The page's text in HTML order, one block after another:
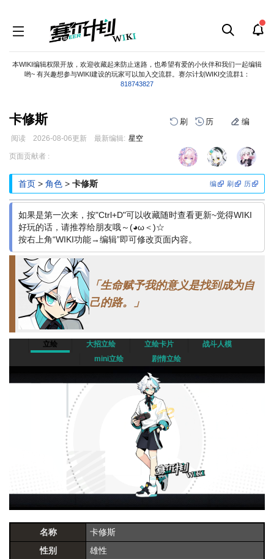
本WIKI编辑权限开放，欢迎收藏起来防止迷路，也希望有爱的小伙伴和我们一起编辑
哟~ 有兴趣想参与WIKI建设的玩家可以加入交流群。赛尔计划WIKI交流群1：
818743827
卡修斯 刷 历 编
阅读 2026-08-06更新 最新编辑: 星空
跳
导
跳
搜
页面贡献者 :
编 刷 历
首页 > 角色 > 卡修斯
如果是第一次来，按"Ctrl+D"可以收藏随时查看更新~觉得WIKI
好玩的话，请推荐给朋友哦～(◕ω＜)☆
按右上角“WIKI功能→编辑”即可修改页面内容。
「生命赋予我的意义是找到成为自
己的路。」
立绘 大招立绘 立绘卡片
战斗人模
mini立绘
剧情立绘
名称
卡修斯
性别
雄性